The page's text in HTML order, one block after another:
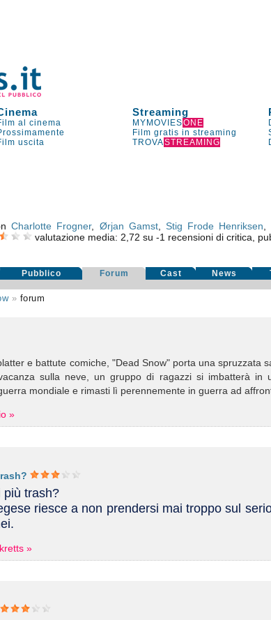
Streaming
al cinema MYMOVIESONE
Film gratis in streaming
uscita TROVASTREAMING
Charlotte Frogner, Ørjan Gamst, Stig Frode Henriksen
valutazione media: 2,72 su -1 recensioni di critica,
Pubblico Forum Cast News
» forum
e battute comiche, "Dead Snow" porta una spruzzata
sulla neve, un gruppo di ragazzi si imbatterà in
mondiale e rimasti lì perennemente in guerra ad
»
più trash?
riesce a non prendersi mai troppo sul
»